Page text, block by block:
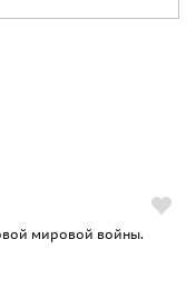
мировой войны.